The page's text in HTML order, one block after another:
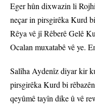
Eger hûn dixwazin li
neçar in pirsgirêka Kurd
Rêya vê jî Rêberê Gelê
Ocalan muxatabê vê ye.
Salîha Aydenîz diyar kir
pirsgirêka Kurd bi
qeyûmê tayîn dike û vê